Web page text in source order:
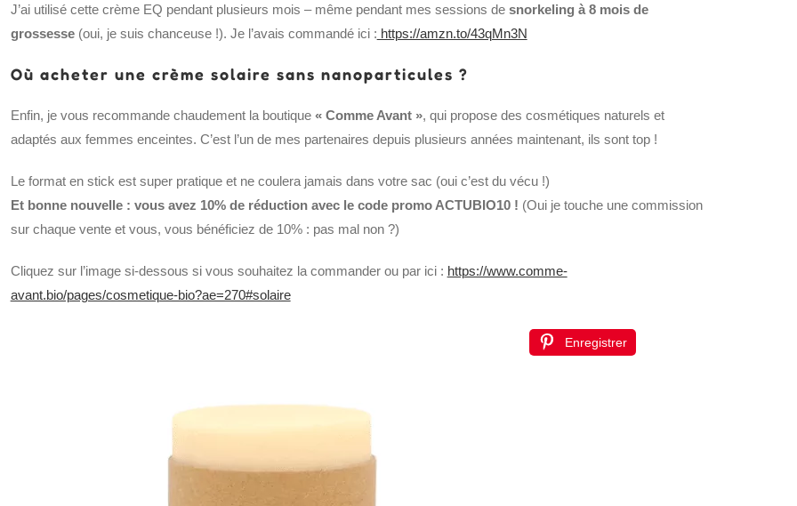
J’ai utilisé cette crème EQ pendant plusieurs mois – même pendant mes sessions de snorkeling à 8 mois de
grossesse(oui, je suis chanceuse !). Je l’avais commandé ici : https://amzn.to/43qMn3N
Où acheter une crème solaire sans nanoparticules ?
Enfin, je vous recommande chaudement la boutique « Comme Avant », qui propose des cosmétiques naturels et
adaptés aux femmes enceintes. C’est l’un de mes partenaires depuis plusieurs années maintenant, ils sont top !
Le format en stick est super pratique et ne coulera jamais dans votre sac (oui c’est du vécu !)
Et bonne nouvelle : vous avez 10% de réduction avec le code promo ACTUBIO10 ! (Oui je touche une commission
sur chaque vente et vous, vous bénéficiez de 10% : pas mal non ?)
Cliquez sur l’image si-dessous si vous souhaitez la commander ou par ici : https://www.comme-
avant.bio/pages/cosmetique-bio?ae=270#solaire
Enregistrer